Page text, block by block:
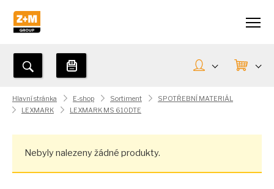
Hlavní stránka E-shop Sortiment
SPOTŘEBNÍ MATERIÁL
LEXMARK
LEXMARK MS 610DTE
Nebyly nalezeny žádné produkty.